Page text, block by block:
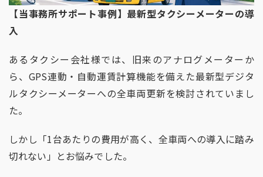
【当事務所サポート事例】最新型タクシーメーターの導
入
あるタクシー会社様では、旧来のアナログメーターか
ら、 GPS連動・自動運賃計算機能を備えた最新型デジタ
ルタクシーメーターへの全車両更新を検討されていまし
た。
しかし「1台あたりの費用が高く、全車両への導入に踏み
切れない」とお悩みでした。